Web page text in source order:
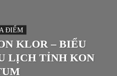
ĐIỂM
KLOR – BIỂU
LỊCH TỈNH KON